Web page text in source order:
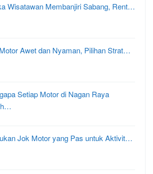
Wisatawan Membanjiri Sabang, Rent…
Awet dan Nyaman, Pilihan Strat…
Setiap Motor di Nagan Raya
Jok Motor yang Pas untuk Aktivit…